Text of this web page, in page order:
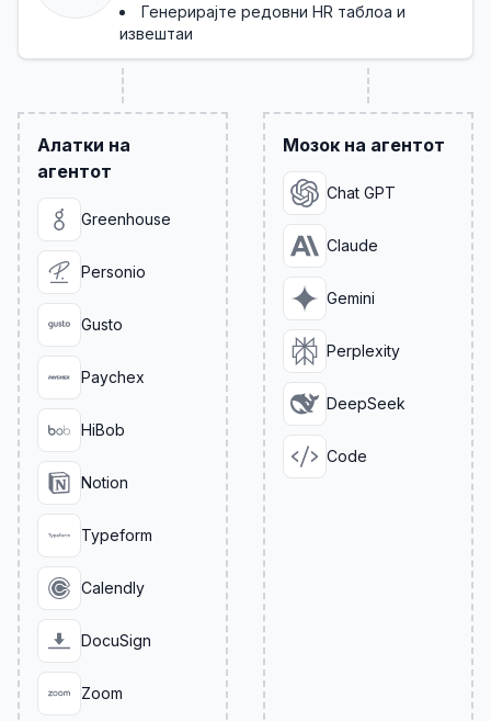
Генерирајте редовни HR таблоа и
извештаи
Алатки на
агентот
Greenhouse
Personio
Gusto
Paychex
HiBob
Notion
Typeform
Calendly
DocuSign
Zoom
Мозок на агентот
Chat GPT
Claude
Gemini
Perplexity
DeepSeek
Code